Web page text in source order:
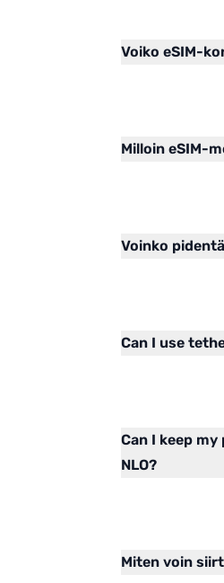
Voiko eSIM-
Milloin eSIM-
Voinko
Can I use
Can I keep
NLO?
Miten voin